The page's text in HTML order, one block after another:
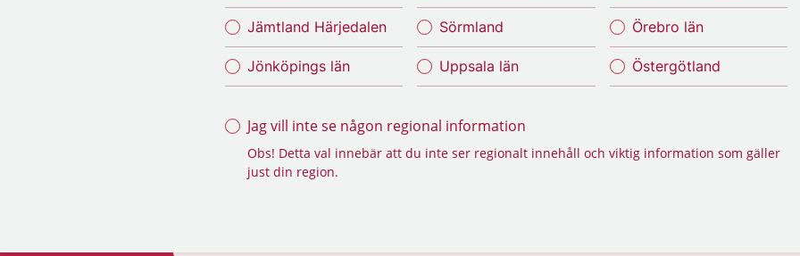
Jämtland Härjedalen
Jönköpings län
Sörmland
Uppsala län
Örebro län
Östergötland
Jag vill inte se någon regional information
Obs! Detta val innebär att du inte ser regionalt innehåll och viktig information som gäller
just din region.